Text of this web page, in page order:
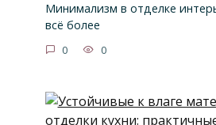
Минимализм в отделке
всё более
0 0